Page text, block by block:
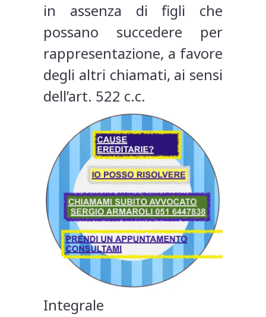
in assenza di figli che
possano succedere per
rappresentazione, a favore
degli altri chiamati, ai sensi
dell’art. 522 c.c.
Integrale